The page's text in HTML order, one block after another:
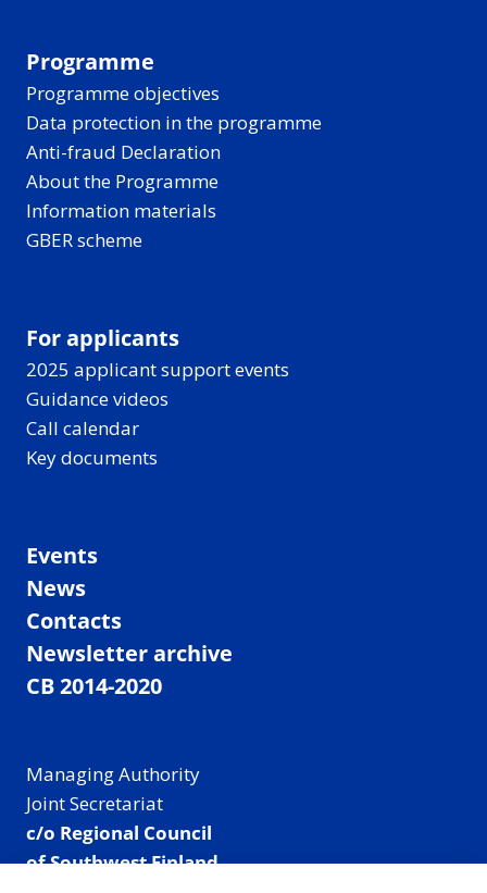
Programme
Programme objectives
Data protection in the programme
Anti-fraud Declaration
About the Programme
Information materials
GBER scheme
For applicants
2025 applicant support events
Guidance videos
Call calendar
Key documents
Events
News
Contacts
Newsletter archive
CB 2014-2020
Managing Authority
Joint Secretariat
c/o Regional Council
of Southwest Finland